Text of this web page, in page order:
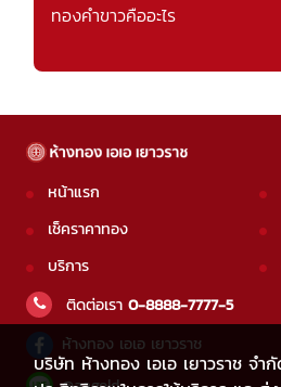
ทองคำขาวคืออะไร
บริษัท ห้างทอง เอเอ เยาวราช จำ
หน้าแรก
เช็คราคาทอง
บริการ
ติดต่อเรา 0-8888-7777-5
ห้างทอง เอเอ เยาวราช